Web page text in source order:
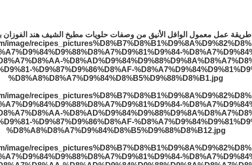
طريقة عمل معمول الوافل الأنيق من وصفات حلويات مطبخ الشيف هند الفوزان